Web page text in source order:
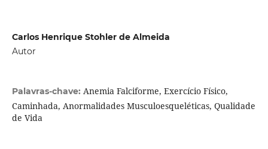
Carlos Henrique Stohler de Almeida
Autor
Palavras-chave: Anemia Falciforme, Exercício Físico,
Caminhada, Anormalidades Musculoesqueléticas, Qualidade
de Vida